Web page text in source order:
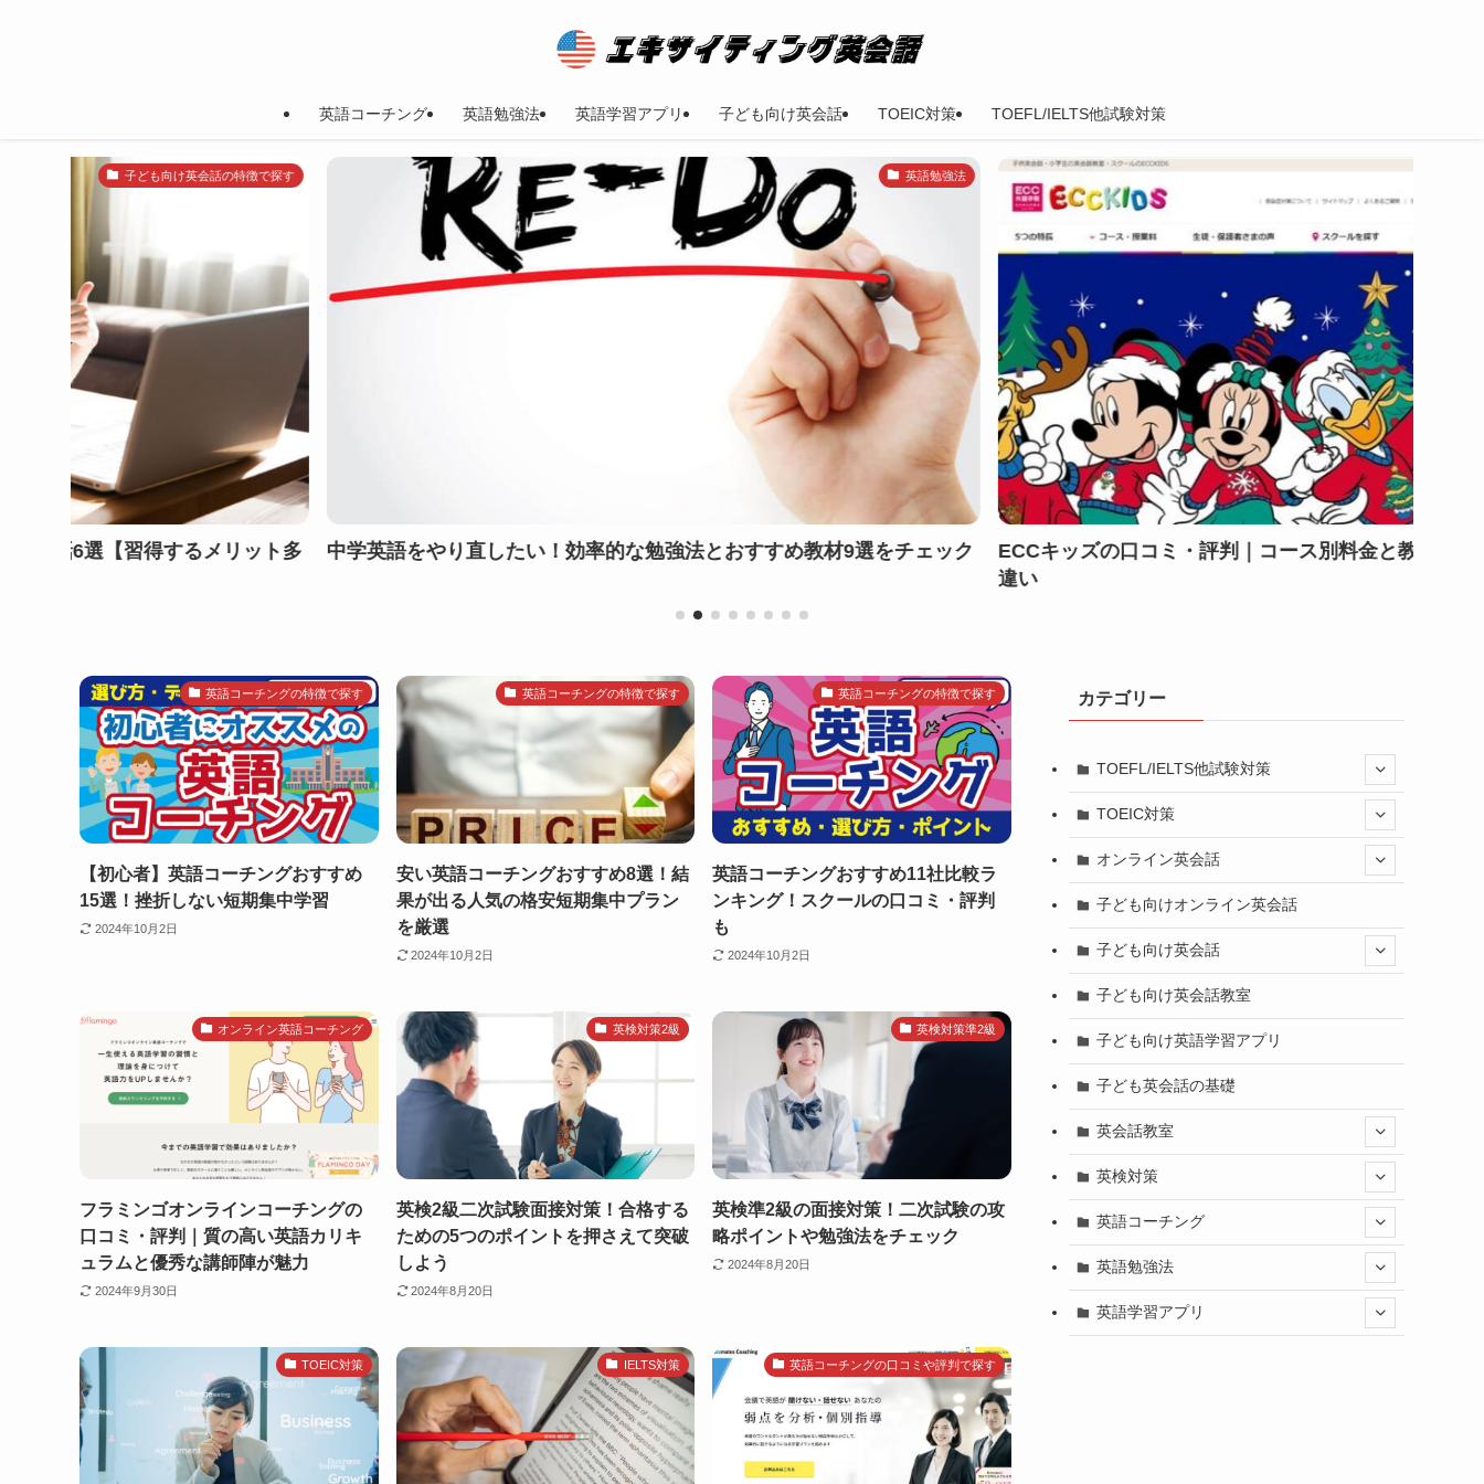
英語コーチング 英語勉強法 英語学習アプリ 子ども向け英会話 TOEIC対策 TOEFL/IELTS他試験対策
英語勉強法
したい！効率的な勉強法とおすすめ教材9選をチェック
子ども向け英会話教室
ECCキッズの口コミ・評判｜コース別料金と教材費やECCジュニアとの
【TOEIC対策】シャドーイン
英語コーチングの特徴で探す
【初心者】英語コーチングおすすめ
15選！挫折しない短期集中学習
2024年10月2日
英語コーチングの特徴で探す
安い英語コーチングおすすめ8選！結
果が出る人気の格安短期集中プラン
を厳選
2024年10月2日
英語コーチングの特徴で探す
英語コーチングおすすめ11社比較ラ
ンキング！スクールの口コミ・評判
も
2024年10月2日
オンライン英語コーチング
フラミンゴオンラインコーチングの
口コミ・評判｜質の高い英語カリキ
ュラムと優秀な講師陣が魅力
2024年9月30日
英検対策2級
英検2級二次試験面接対策！合格する
ための5つのポイントを押さえて突破
しよう
2024年8月20日
英検対策準2級
英検準2級の面接対策！二次試験の攻
略ポイントや勉強法をチェック
2024年8月20日
TOEIC対策 IELTS対策 英語コーチングの口コミや評判で探す
カテゴリー
TOEFL/IELTS他試験対策
TOEIC対策
オンライン英会話
子ども向けオンライン英会話
子ども向け英会話
子ども向け英会話教室
子ども向け英語学習アプリ
子ども英会話の基礎
英会話教室
英検対策
英語コーチング
英語勉強法
英語学習アプリ